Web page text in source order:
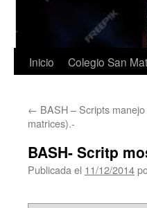
Inicio Colegio San
← BASH – Scripts
matrices).-
BASH- Scritp
Publicada el 11/12/2014